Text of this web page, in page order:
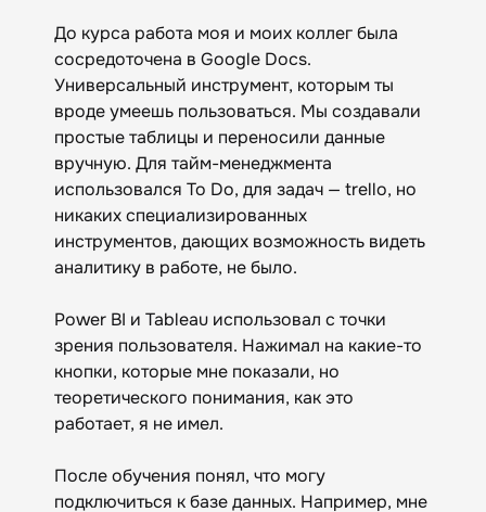
До курса работа моя и моих коллег была
сосредоточена в Google Docs.
Универсальный инструмент, которым ты
вроде умеешь пользоваться. Мы создавали
простые таблицы и переносили данные
вручную. Для тайм-менеджмента
использовался To Do, для задач — trello, но
никаких специализированных
инструментов, дающих возможность видеть
аналитику в работе, не было.
Power BI и Tableau использовал с точки
зрения пользователя. Нажимал на какие-то
кнопки, которые мне показали, но
теоретического понимания, как это
работает, я не имел.
После обучения понял, что могу
подключиться к базе данных. Например, мне